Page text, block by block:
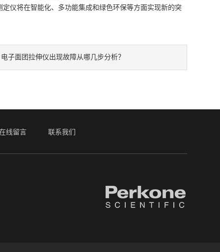
仪将在智能化、多功能集成和绿色环保等方面实现新的突
电子面团拉伸仪出现故障从哪几步分析？
线留言 联系我们